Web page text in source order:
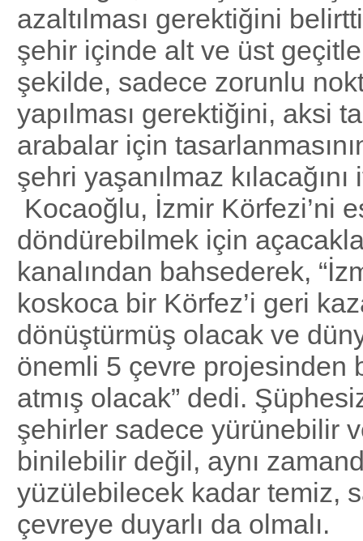
azaltılması gerektiğini
şehir içinde alt ve üst
şekilde, sadece zorunlu
yapılması gerektiğini, aksi
arabalar için
şehri yaşanılmaz
Kocaoğlu, İzmir Körfezi’ni
döndürebilmek için
kanalından bahsederek,
koskoca bir Körfez’i geri
dönüştürmüş olacak ve
önemli 5 çevre projesinden
atmış olacak” dedi.
şehirler sadece yürünebilir
binilebilir değil, aynı
yüzülebilecek kadar temiz,
çevreye duyarlı da olmalı.